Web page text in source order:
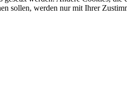
sollen, werden nur mit Ihrer